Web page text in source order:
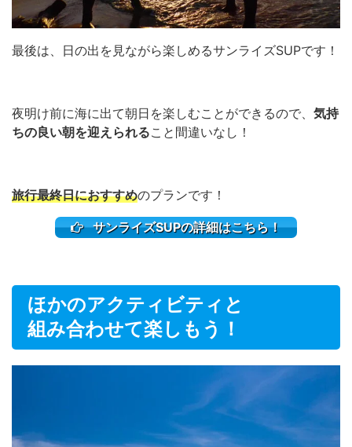
最後は、日の出を見ながら楽しめるサンライズSUPです！
夜明け前に海に出て朝日を楽しむことができるので、 気持
ちの良い朝を迎えられること間違いなし！
旅行最終日におすすめのプランです！
サンライズSUPの詳細はこちら！
ほかのアクティビティと
組み合わせて楽しもう！